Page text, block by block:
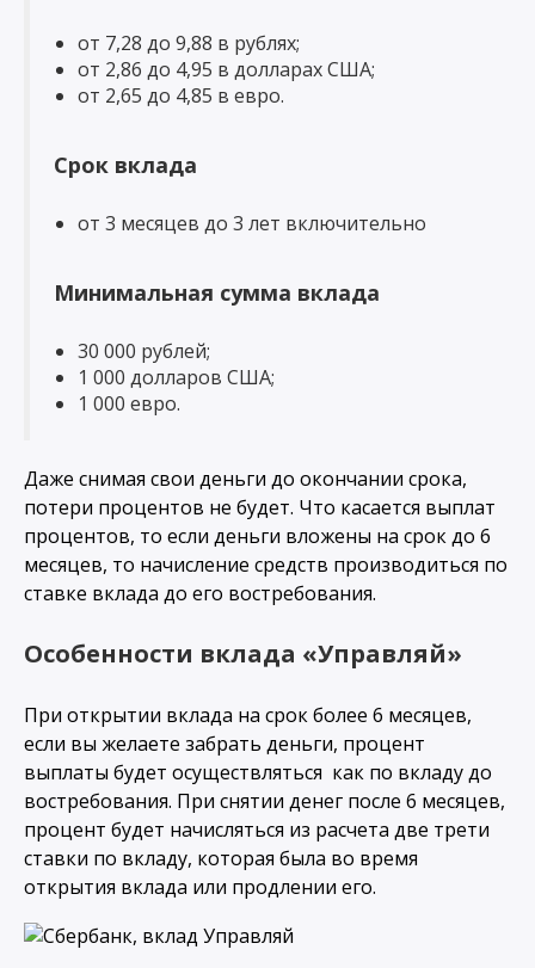
от 7,28 до 9,88 в рублях;
от 2,86 до 4,95 в долларах США;
от 2,65 до 4,85 в евро.
Срок вклада
от 3 месяцев до 3 лет включительно
Минимальная сумма вклада
30 000 рублей;
1 000 долларов США;
1 000 евро.
Даже снимая свои деньги до окончании срока,
потери процентов не будет. Что касается выплат
процентов, то если деньги вложены на срок до 6
месяцев, то начисление средств производиться по
ставке вклада до его востребования.
Особенности вклада «Управляй»
При открытии вклада на срок более 6 месяцев,
если вы желаете забрать деньги, процент
выплаты будет осуществляться как по вкладу до
востребования. При снятии денег после 6 месяцев,
процент будет начисляться из расчета две трети
ставки по вкладу, которая была во время
открытия вклада или продлении его.